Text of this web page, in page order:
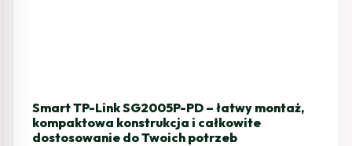
Smart TP-Link SG2005P-PD – łatwy montaż,
kompaktowa konstrukcja i całkowite
dostosowanie do Twoich potrzeb